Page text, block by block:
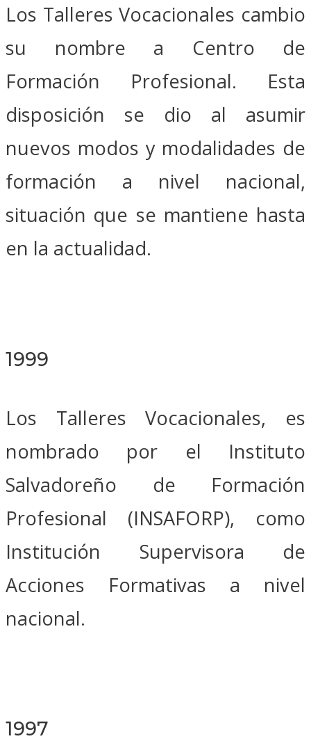
Los Talleres Vocacionales cambio
su nombre a Centro de
Formación Profesional. Esta
disposición se dio al asumir
nuevos modos y modalidades de
formación a nivel nacional,
situación que se mantiene hasta
en la actualidad.
1999
Los Talleres Vocacionales, es
nombrado por el Instituto
Salvadoreño de Formación
Profesional (INSAFORP), como
Institución Supervisora de
Acciones Formativas a nivel
nacional.
1997